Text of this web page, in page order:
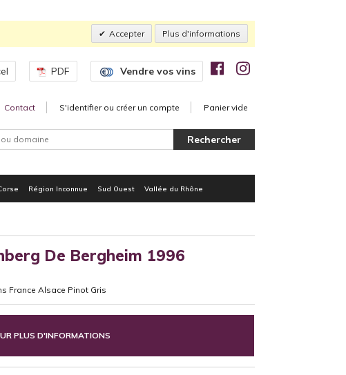
Accepter Plus d'informations
PDF Vendre vos vins
Contact S'identifier ou créer un compte Panier vide
Région Inconnue Sud Ouest Vallée du Rhône
De Bergheim 1996
France Alsace Pinot Gris
PLUS D'INFORMATIONS